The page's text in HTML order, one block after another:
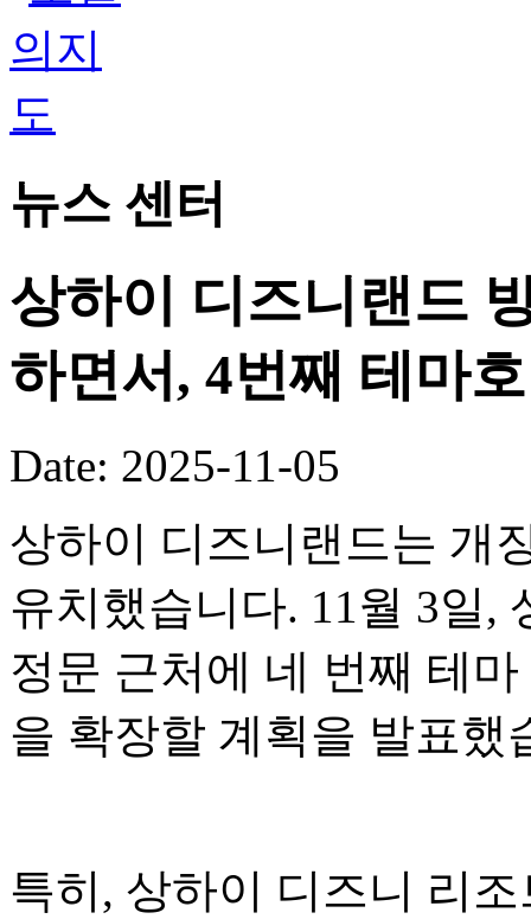
뉴스 센터
상하이 디즈니랜드
하면서, 4번째 테마
Date: 2025-11-05
상하이 디즈니랜드는 개
유치했습니다. 11월 3일,
정문 근처에 네 번째 테
을 확장할 계획을 발표했
특히, 상하이 디즈니 리